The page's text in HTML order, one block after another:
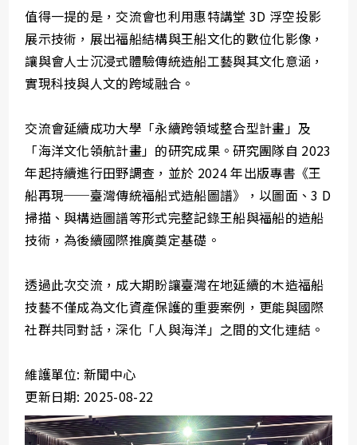
值得一提的是，交流會也利用惠特講堂 3D 浮空投影
展示技術，展出福船結構與王船文化的數位化影像，
讓與會人士沉浸式體驗傳統造船工藝與其文化意涵，
實現科技與人文的跨域融合。
交流會延續成功大學「永續跨領域整合型計畫」及
「海洋文化領航計畫」的研究成果。研究團隊自 2023
年起持續進行田野調查，並於 2024 年出版專書《王
船再現──臺灣傳統福船式造船圖譜》，以圖面、3 D
掃描、與構造圖譜等形式完整記錄王船與福船的造船
技術，為後續國際推廣奠定基礎。
透過此次交流，成大期盼讓臺灣在地延續的木造福船
技藝不僅成為文化資產保護的重要案例，更能與國際
社群共同對話，深化「人與海洋」之間的文化連結。
維護單位: 新聞中心
更新日期: 2025-08-22